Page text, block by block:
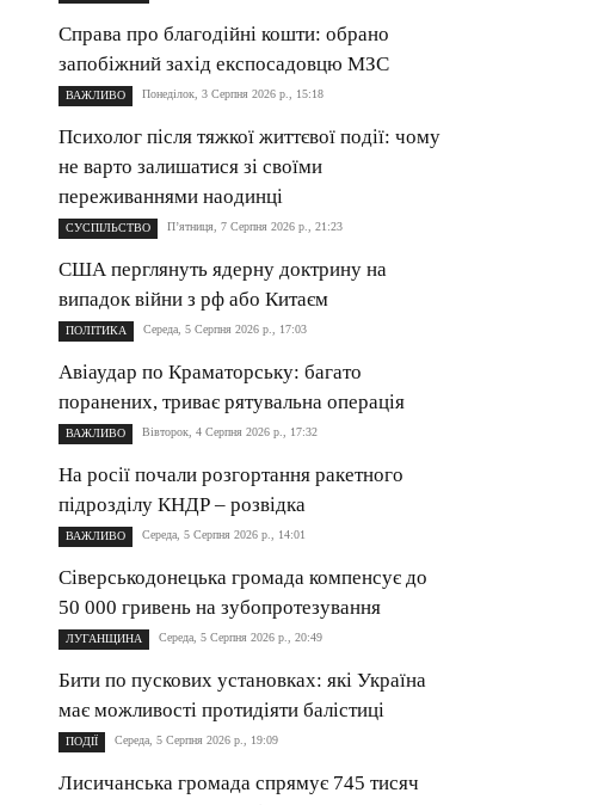
Справа про благодійні кошти: обрано
запобіжний захід експосадовцю МЗС
ВАЖЛИВО Понеділок, 3 Серпня 2026 р., 15:18
Психолог після тяжкої життєвої події: чому
не варто залишатися зі своїми
переживаннями наодинці
СУСПІЛЬСТВО П’ятниця, 7 Серпня 2026 р., 21:23
США перглянуть ядерну доктрину на
випадок війни з рф або Китаєм
ПОЛІТИКА Середа, 5 Серпня 2026 р., 17:03
Авіаудар по Краматорську: багато
поранених, триває рятувальна операція
ВАЖЛИВО Вівторок, 4 Серпня 2026 р., 17:32
На росії почали розгортання ракетного
підрозділу КНДР – розвідка
ВАЖЛИВО Середа, 5 Серпня 2026 р., 14:01
Сіверськодонецька громада компенсує до
50 000 гривень на зубопротезування
ЛУГАНЩИНА Середа, 5 Серпня 2026 р., 20:49
Бити по пускових установках: які Україна
має можливості протидіяти балістиці
ПОДІЇ Середа, 5 Серпня 2026 р., 19:09
Лисичанська громада спрямує 745 тисяч